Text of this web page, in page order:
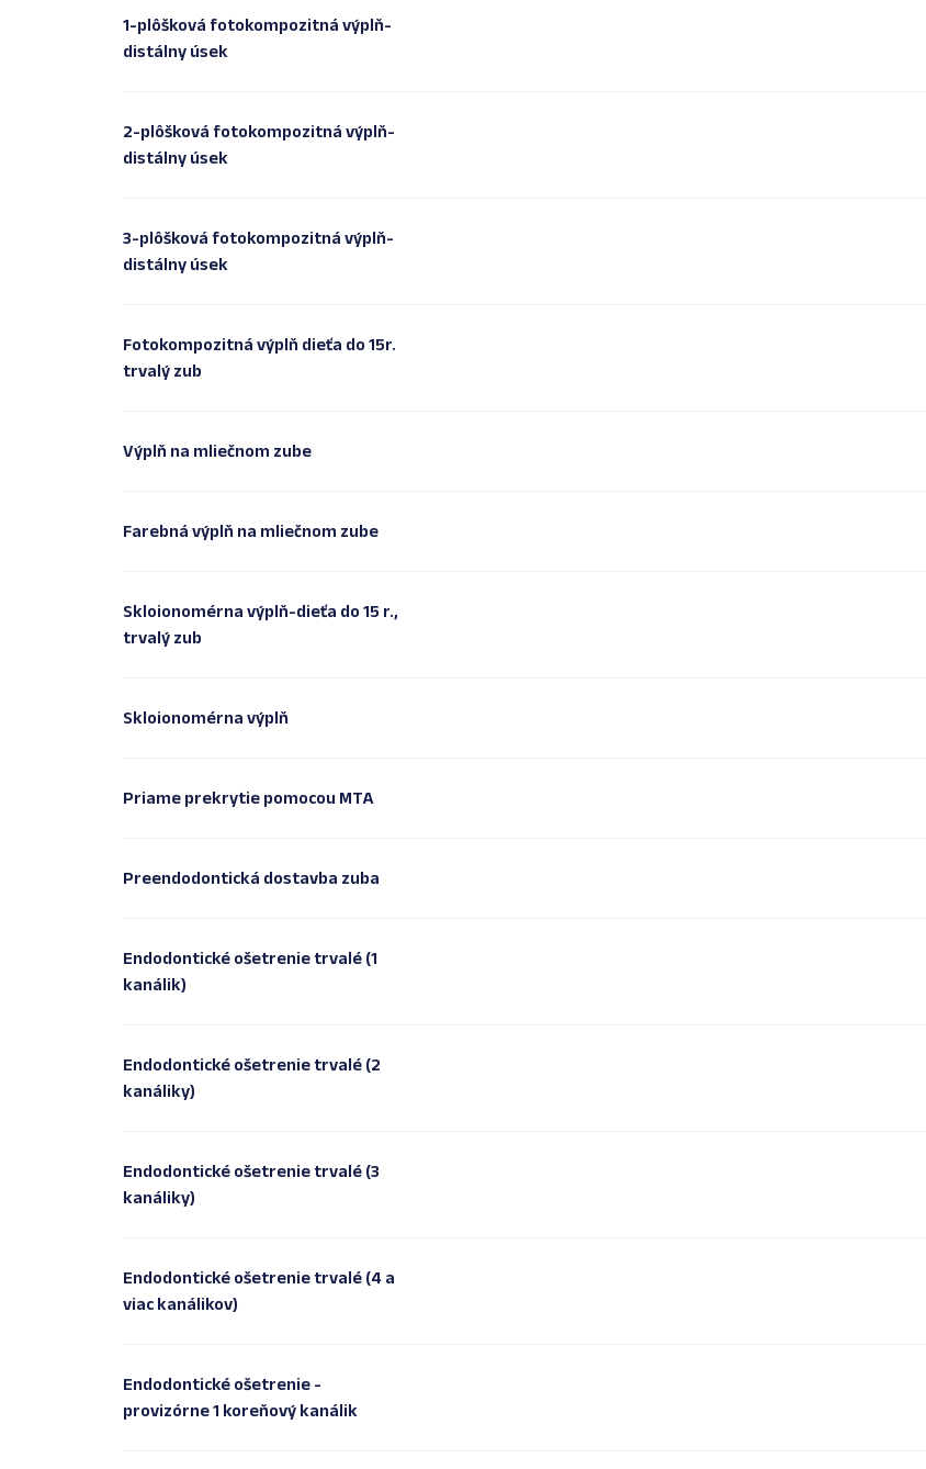
1-plôšková fotokompozitná výplň-
distálny úsek
2-plôšková fotokompozitná výplň-
distálny úsek
3-plôšková fotokompozitná výplň-
distálny úsek
Fotokompozitná výplň dieťa do 15r.
trvalý zub
Výplň na mliečnom zube
Farebná výplň na mliečnom zube
Skloionomérna výplň-dieťa do 15 r.,
trvalý zub
Skloionomérna výplň
Priame prekrytie pomocou MTA
Preendodontická dostavba zuba
Endodontické ošetrenie trvalé (1
kanálik)
Endodontické ošetrenie trvalé (2
kanáliky)
Endodontické ošetrenie trvalé (3
kanáliky)
Endodontické ošetrenie trvalé (4 a
viac kanálikov)
Endodontické ošetrenie -
provizórne 1 koreňový kanálik